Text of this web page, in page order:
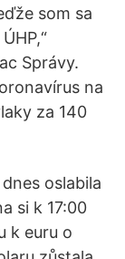
som sa
Správy.
na
za 140
oslabila
si k 17:00
k euru o